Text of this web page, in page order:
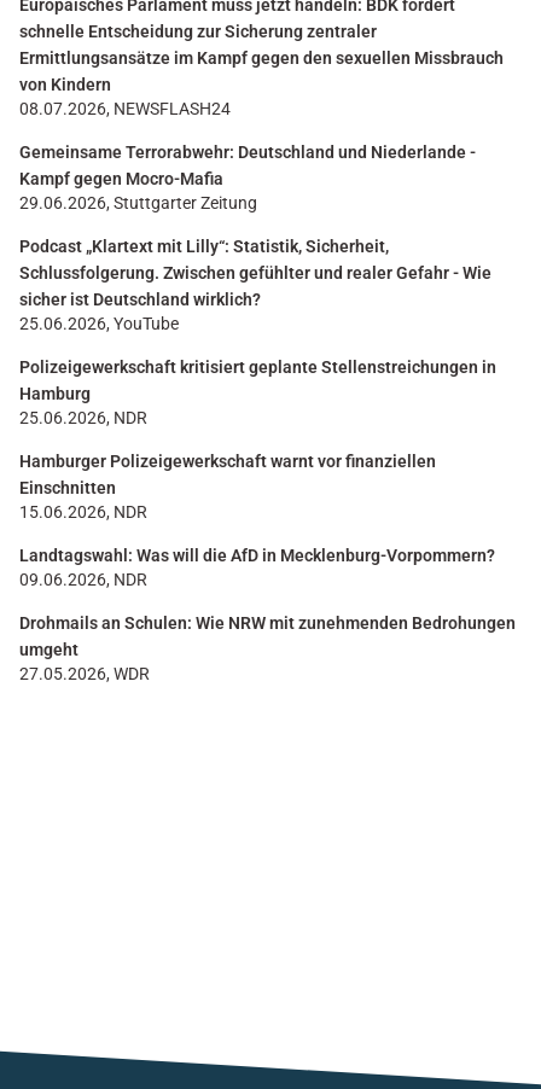
Europäisches Parlament muss jetzt handeln: BDK fordert
schnelle Entscheidung zur Sicherung zentraler
Ermittlungsansätze im Kampf gegen den sexuellen Missbrauch
von Kindern
08.07.2026, NEWSFLASH24
Gemeinsame Terrorabwehr: Deutschland und Niederlande -
Kampf gegen Mocro-Mafia
29.06.2026, Stuttgarter Zeitung
Podcast „Klartext mit Lilly“: Statistik, Sicherheit,
Schlussfolgerung. Zwischen gefühlter und realer Gefahr - Wie
sicher ist Deutschland wirklich?
25.06.2026, YouTube
Polizeigewerkschaft kritisiert geplante Stellenstreichungen in
Hamburg
25.06.2026, NDR
Hamburger Polizeigewerkschaft warnt vor finanziellen
Einschnitten
15.06.2026, NDR
Landtagswahl: Was will die AfD in Mecklenburg-Vorpommern?
09.06.2026, NDR
Drohmails an Schulen: Wie NRW mit zunehmenden Bedrohungen
umgeht
27.05.2026, WDR